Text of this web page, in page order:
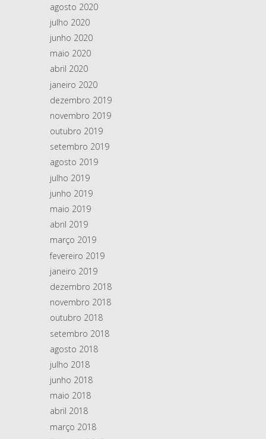
agosto 2020
julho 2020
junho 2020
maio 2020
abril 2020
janeiro 2020
dezembro 2019
novembro 2019
outubro 2019
setembro 2019
agosto 2019
julho 2019
junho 2019
maio 2019
abril 2019
março 2019
fevereiro 2019
janeiro 2019
dezembro 2018
novembro 2018
outubro 2018
setembro 2018
agosto 2018
julho 2018
junho 2018
maio 2018
abril 2018
março 2018